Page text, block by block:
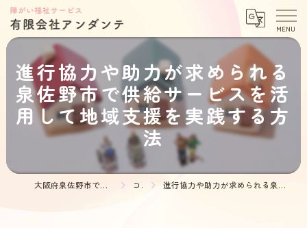
進行協力や助力が求められる
泉佐野市で供給サービスを活
用して地域支援を実践する方
法
大阪府泉佐野市で介護の求人なら有限会社アンダンテ コラム 進行協力や助力が求められる泉佐野市で供給サービスを活用して地域支援を実践する方法